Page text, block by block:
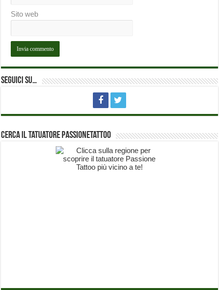
Sito web
Seguici su…
Cerca il Tatuatore PassioneTattoo